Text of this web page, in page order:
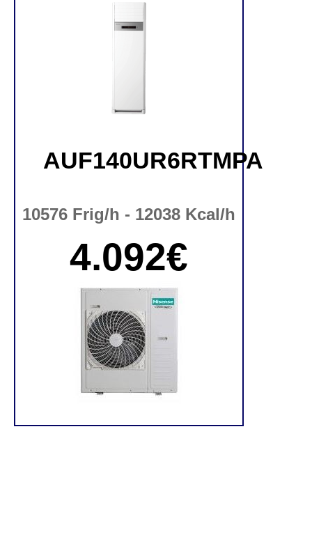
AUF140UR6RTMPA
10576 Frig/h - 12038 Kcal/h
4.092€